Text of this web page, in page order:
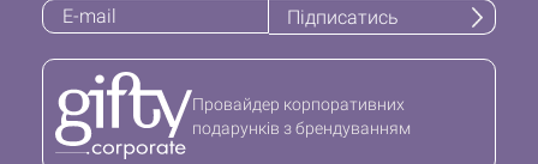
Підписатись
Провайдер корпоративних
подарунків з брендуванням